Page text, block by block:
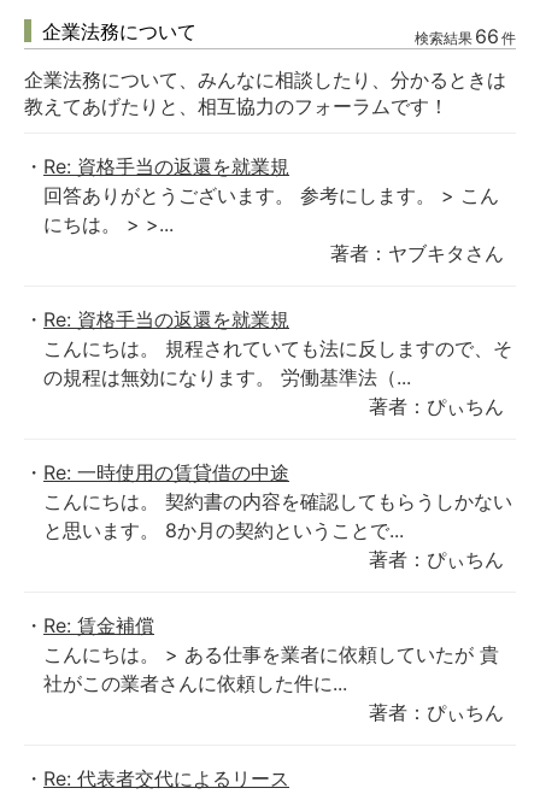
企業法務について 検索結果 66 件
企業法務について、みんなに相談したり、分かるときは
教えてあげたりと、相互協力のフォーラムです！
Re: 資格手当の返還を就業規
回答ありがとうございます。 参考にします。 > こん
にちは。 > >...
著者：ヤブキタさん
Re: 資格手当の返還を就業規
こんにちは。 規程されていても法に反しますので、そ
の規程は無効になります。 労働基準法（...
著者：ぴぃちん
Re: 一時使用の賃貸借の中途
こんにちは。 契約書の内容を確認してもらうしかない
と思います。 8か月の契約ということで...
著者：ぴぃちん
Re: 賃金補償
こんにちは。 > ある仕事を業者に依頼していたが 貴
社がこの業者さんに依頼した件に...
著者：ぴぃちん
Re: 代表者交代によるリース